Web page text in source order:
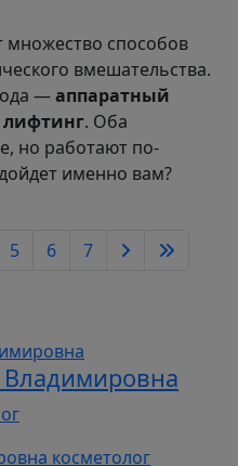
множество способов
вмешательства.
—аппаратный
. Оба
но работают по-
именно вам?
5 6 7